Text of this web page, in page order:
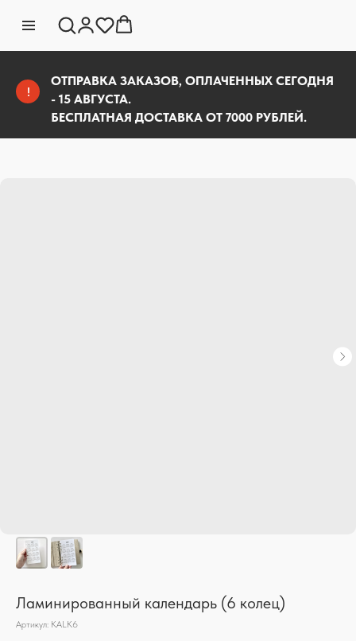
!
ОТПРАВКА ЗАКАЗОВ, ОПЛАЧЕННЫХ СЕГОДНЯ
- 15 АВГУСТА.
БЕСПЛАТНАЯ ДОСТАВКА ОТ 7000 РУБЛЕЙ.
Ламинированный календарь (6 колец)
Артикул: KALK6